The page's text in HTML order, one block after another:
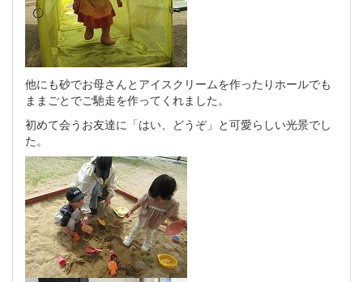
他にも砂でお母さんとアイスクリームを作ったりホールでも
ままごとでご馳走を作ってくれました。
初めて会うお友達に「はい、どうぞ」と可愛らしい光景でし
た。